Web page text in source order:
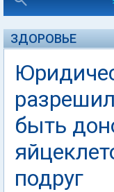
ЗДОРОВЬЕ
быть
подруг